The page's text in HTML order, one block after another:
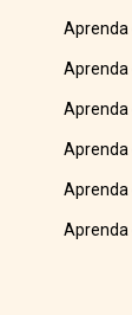
Aprenda
Aprenda
Aprenda
Aprenda
Aprenda